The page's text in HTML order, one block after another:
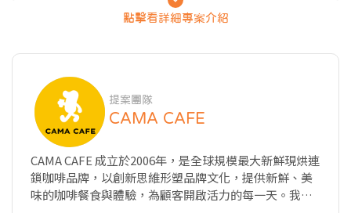
【CAMA CAFE 台灣藝術家x在地小農系列】
以獨立藝術雜誌造型巧思呈現包裝設計，邀請到汪柏成、吳芊頤及
温孟瑜三位台灣藝術家運用各自作品風格搭配嚴選台灣在地小農咖
啡風味，將藝術畫作躍上咖啡豆包裝，透過視覺帶動風味聯想，讓
咖啡美學走入生活空間。
點擊看詳細專案介紹
提案團隊
CAMA CAFE
CAMA CAFE 成立於2006年，是全球規模最大新鮮現烘連
鎖咖啡品牌，以創新思維形塑品牌文化，提供新鮮、美
味的咖啡餐食與體驗，為顧客開啟活力的每一天。我們